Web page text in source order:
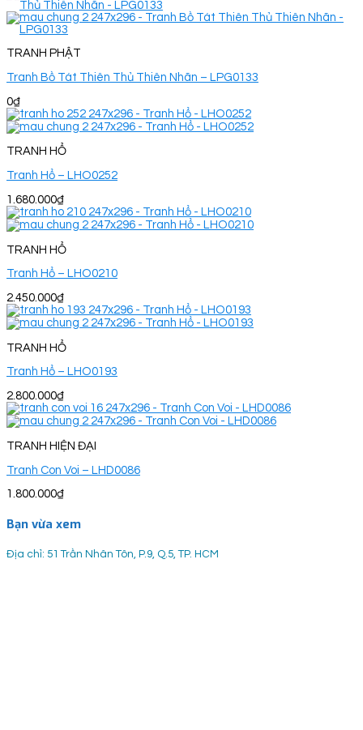
TRANH PHẬT
Tranh Bồ Tát Thiên Thủ Thiên Nhãn – LPG0133
0₫
TRANH HỔ
Tranh Hổ – LHO0252
1.680.000₫
TRANH HỔ
Tranh Hổ – LHO0210
2.450.000₫
TRANH HỔ
Tranh Hổ – LHO0193
2.800.000₫
TRANH HIỆN ĐẠI
Tranh Con Voi – LHD0086
1.800.000₫
Bạn vừa xem
Địa chỉ: 51 Trần Nhân Tôn, P.9, Q.5, TP. HCM